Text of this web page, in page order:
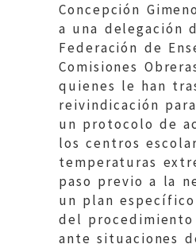
Concepción
a una delegación
Federación de
Comisiones
quienes le han
reivindicación
un protocolo de
los centros
temperaturas
paso previo a la
un plan
del
ante situaciones